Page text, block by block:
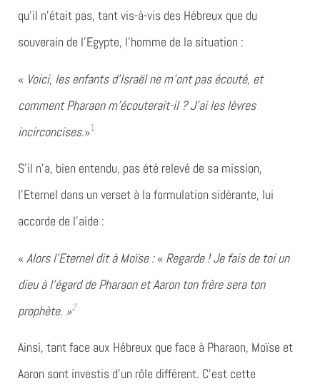
qu’il n’était pas, tant vis-à-vis des Hébreux que du
souverain de l’Egypte, l’homme de la situation :
« Voici, les enfants d’Israël ne m’ont pas écouté, et
comment Pharaon m’écouterait-il ? J’ai les lèvres
incirconcises.»1
S’il n’a, bien entendu, pas été relevé de sa mission,
l’Eternel dans un verset à la formulation sidérante, lui
accorde de l’aide :
« Alors l’Eternel dit à Moïse :« Regarde ! Je fais de toi un
dieu à l’égard de Pharaon et Aaron ton frère sera ton
prophète. »2
Ainsi, tant face aux Hébreux que face à Pharaon, Moïse et
Aaron sont investis d’un rôle différent. C’est cette